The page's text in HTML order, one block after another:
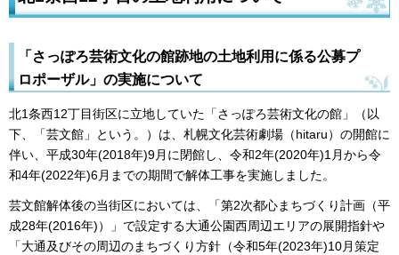
「さっぽろ芸術文化の館跡地の土地利用に係る公募プ
ロポーザル」の実施について
北1条西12丁目街区に立地していた「さっぽろ芸術文化の館」（以
下、「芸文館」という。）は、札幌文化芸術劇場（hitaru）の開館に
伴い、平成30年(2018年)9月に閉館し、令和2年(2020年)1月から令
和4年(2022年)6月までの期間で解体工事を実施しました。
芸文館解体後の当街区においては、「第2次都心まちづくり計画（平
成28年(2016年)）」で設定する大通公園西周辺エリアの展開指針や
「大通及びその周辺のまちづくり方針（令和5年(2023年)10月策定